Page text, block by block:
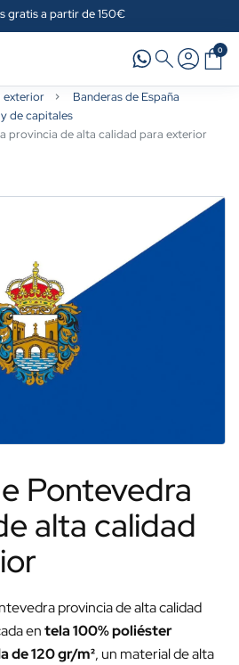
gratis a partir de 150€
0
exterior
Banderas de España
de capitales
provincia de alta calidad para exterior
Pontevedra
alta calidad
provincia de alta calidad
entela 100% poliéster
de 120 gr/m², un material de alta